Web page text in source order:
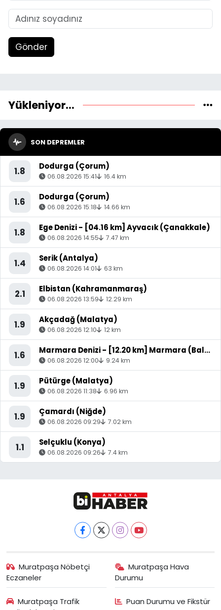
Gönder
Yükleniyor...
SON DEPREMLER
1.8 Dodurga (Çorum)
06.08.2026 15:41 16.4 km
1.6 Dodurga (Çorum)
06.08.2026 15:18 14.66 km
1.8 Ege Denizi - [04.16 km] Ayvacık (Çanakkale)
06.08.2026 14:55 7.47 km
1.4 Serik (Antalya)
06.08.2026 14:01 63 km
2.1 Elbistan (Kahramanmaraş)
06.08.2026 13:59 12.29 km
1.9 Akçadağ (Malatya)
06.08.2026 12:10 12 km
1.6 Marmara Denizi - [12.20 km] Marmara (Balıkesir)
06.08.2026 12:00 9.24 km
1.9 Pütürge (Malatya)
06.08.2026 11:38 6.96 km
1.9 Çamardı (Niğde)
06.08.2026 09:29 7.02 km
1.1 Selçuklu (Konya)
06.08.2026 09:26 7.4 km
Muratpaşa Nöbetçi
Eczaneler
Muratpaşa Hava
Durumu
Muratpaşa Trafik
Puan Durumu ve Fikstür